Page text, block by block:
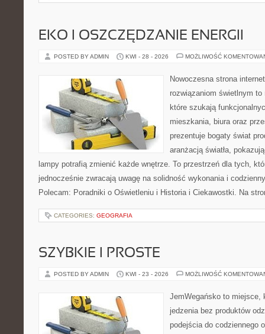
EKO I OSZCZĘDZANIE ENERGII
POSTED BY ADMIN KWI - 28 - 2026 MOŻLIWOŚĆ
Nowoczesna strona
rozwiązaniom świetlnym
które szukają
mieszkania, biura oraz
prezentuje bogaty świat
aranżacją światła,
lampy potrafią zmienić każde wnętrze. To przestrzeń dla tych,
jednocześnie zwracają uwagę na solidność wykonania i
Polecam: Poradniki o Oświetleniu i Historia i Ciekawostki. Na
CATEGORIES: GEOGRAFIA
SZYBKIE I PROSTE
POSTED BY ADMIN KWI - 23 - 2026 MOŻLIWOŚĆ
JemWegańsko to miejsce,
jedzenia bez produktów
podejścia do codziennego